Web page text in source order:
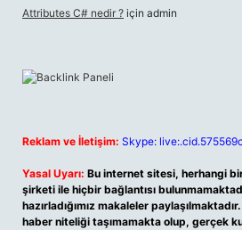
Attributes C# nedir ? için admin
Reklam ve İletişim: Skype:
Yasal Uyarı: Bu internet sitesi, herhangi
şirketi ile hiçbir bağlantısı
hazırladığımız makaleler
haber niteliği taşımamakta olup, gerçek